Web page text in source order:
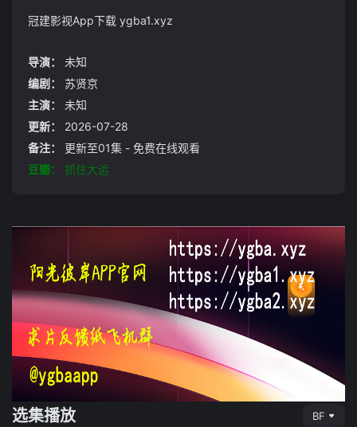
冠建影视App下载 ygba1.xyz
导演：
未知
编剧：
苏贤京
主演：
未知
更新：
2026-07-28
备注：
更新至01集 - 免费在线观看
豆瓣：
抓住大运
选集播放 BF